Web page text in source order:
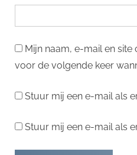
Mijn naam, e-mail en
voor de volgende keer
Stuur mij een e-mail als
Stuur mij een e-mail als